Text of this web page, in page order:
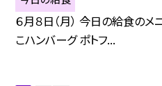
６月８日（月） 今日の給食の
こハンバーグ ポトフ...